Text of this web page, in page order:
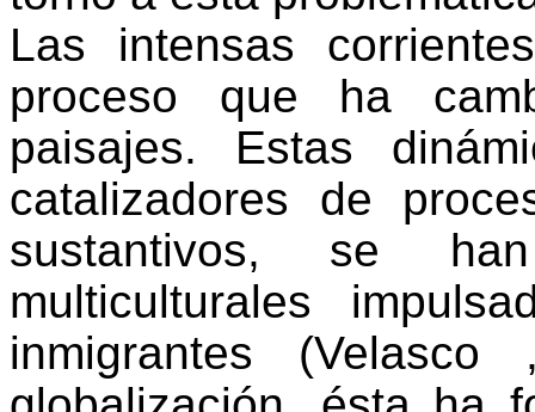
Las intensas
proceso que ha
paisajes. Estas
catalizadores de
sustantivos, se
multiculturales
inmigrantes